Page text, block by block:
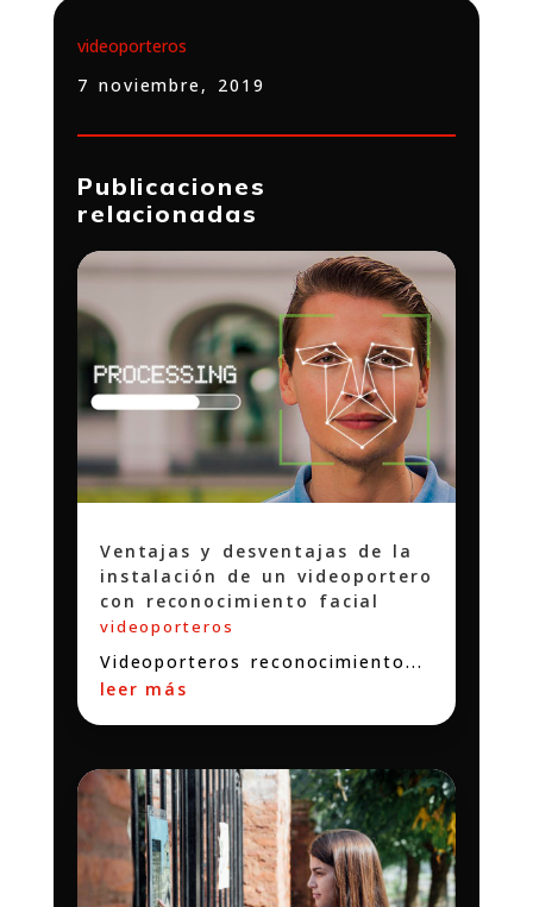
videoporteros
7 noviembre, 2019
Publicaciones
relacionadas
Ventajas y desventajas de la
instalación de un videoportero
con reconocimiento facial
videoporteros
Videoporteros reconocimiento...
leer más